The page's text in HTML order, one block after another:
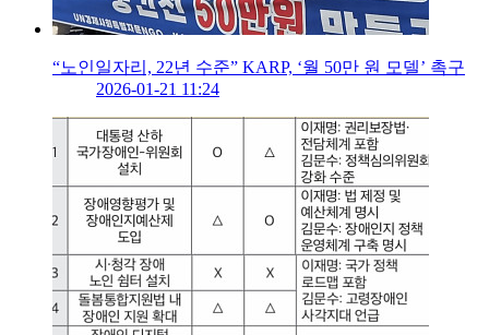
“노인일자리, 22년 수준” KARP, ‘월 50만 원 모델’ 촉구
2026-01-21 11:24